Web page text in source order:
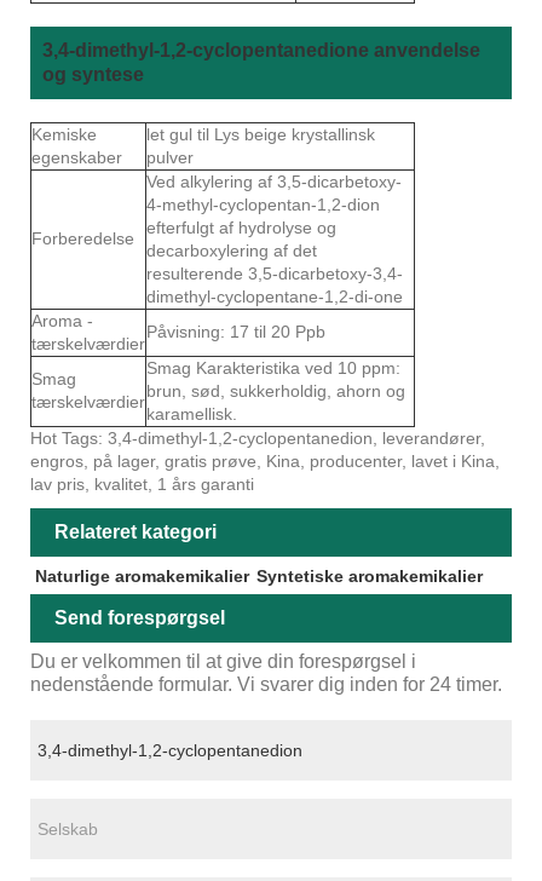
3,4-dimethyl-1,2-cyclopentanedione anvendelse
og syntese
Kemiske
egenskaber
let gul til Lys beige krystallinsk
pulver
Forberedelse
Ved alkylering af 3,5-dicarbetoxy-
4-methyl-cyclopentan-1,2-dion
efterfulgt af hydrolyse og
decarboxylering af det
resulterende 3,5-dicarbetoxy-3,4-
dimethyl-cyclopentane-1,2-di-one
Aroma -
tærskelværdier
Påvisning: 17 til 20 Ppb
Smag
tærskelværdier
Smag Karakteristika ved 10 ppm:
brun, sød, sukkerholdig, ahorn og
karamellisk.
Hot Tags: 3,4-dimethyl-1,2-cyclopentanedion, leverandører,
engros, på lager, gratis prøve, Kina, producenter, lavet i Kina,
lav pris, kvalitet, 1 års garanti
Relateret kategori
Naturlige aromakemikalier Syntetiske aromakemikalier
Send forespørgsel
Du er velkommen til at give din forespørgsel i
nedenstående formular. Vi svarer dig inden for 24 timer.